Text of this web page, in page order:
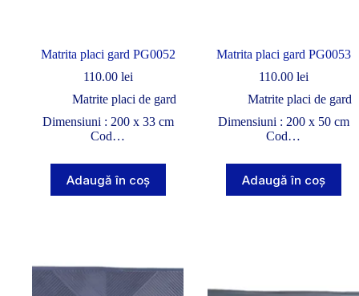
Matrita placi gard PG0052
110.00 lei
Matrite placi de gard
Dimensiuni : 200 x 33 cm
Cod…
Adaugă în coș
Matrita placi gard PG0053
110.00 lei
Matrite placi de gard
Dimensiuni : 200 x 50 cm
Cod…
Adaugă în coș